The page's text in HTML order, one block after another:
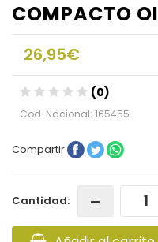
COMPACTO
26,95€
(0)
Cod. Nacional: 165455
Compartir
Cantidad: